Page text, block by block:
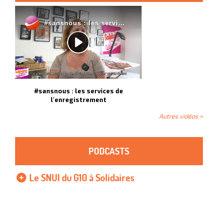
#sansnous : les services de
l'enregistrement
Autres vidéos >
PODCASTS
Le SNUI du G10 à Solidaires